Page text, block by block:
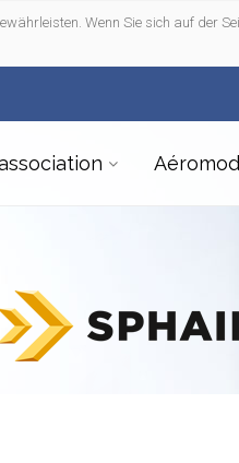
Wenn Sie sich auf der